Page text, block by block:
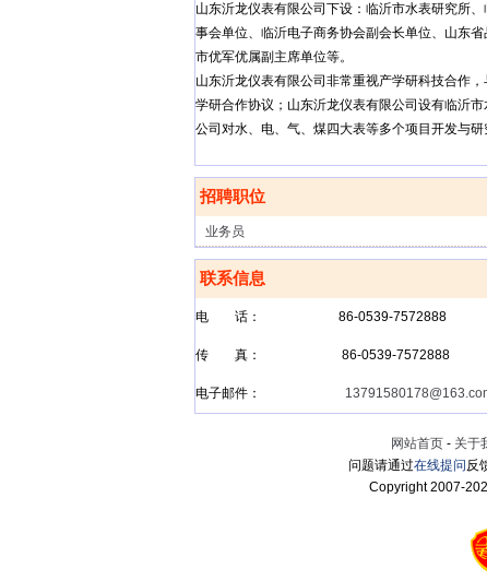
山东沂龙仪表有限公司下设：临沂市水表研究所
事会单位、临沂电子商务协会副会长单位、山东
市优军优属副主席单位等。
山东沂龙仪表有限公司非常重视产学研科技合作
学研合作协议；山东沂龙仪表有限公司设有临沂
公司对水、电、气、煤四大表等多个项目开发与研
招聘职位
业务员
联系信息
电 话： 86-0539-7572888
传 真： 86-0539-7572888
电子邮件：
网站首页 - 关于
问题请通过在线提问反
Copyright 2007-